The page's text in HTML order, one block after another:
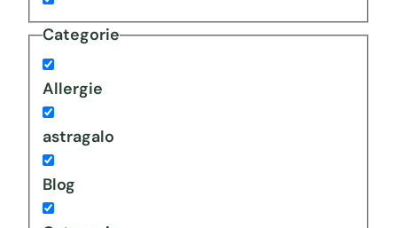
Categorie
Allergie
astragalo
Blog